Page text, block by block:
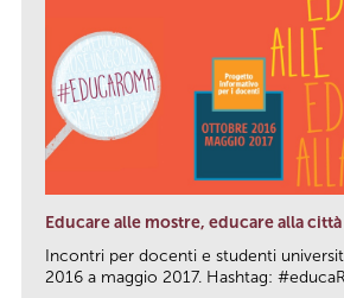
Educare alle mostre, educare alla
Incontri per docenti e studenti
2016 a maggio 2017. Hashtag: